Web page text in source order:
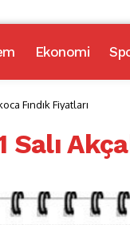
Ekonomi
Fındık Fiyatları
Salı